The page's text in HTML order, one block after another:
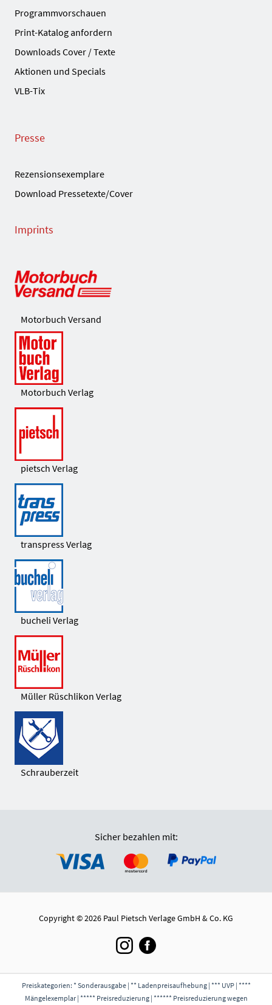
Programmvorschauen
Print-Katalog anfordern
Downloads Cover / Texte
Aktionen und Specials
VLB-Tix
Presse
Rezensionsexemplare
Download Pressetexte/Cover
Imprints
Motorbuch Versand
Motorbuch Verlag
pietsch Verlag
transpress Verlag
bucheli Verlag
Müller Rüschlikon Verlag
Schrauberzeit
Sicher bezahlen mit:
Copyright © 2026 Paul Pietsch Verlage GmbH & Co. KG
Preiskategorien: * Sonderausgabe | ** Ladenpreisaufhebung | *** UVP | ****
Mängelexemplar | ***** Preisreduzierung | ****** Preisreduzierung wegen